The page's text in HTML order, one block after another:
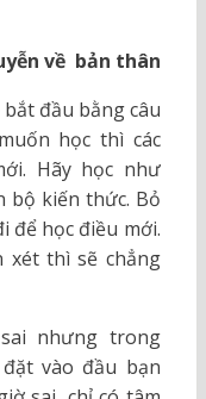
về bản thân
đầu bằng câu
học thì các
Hãy học như
bộ kiến thức. Bỏ
để học điều mới.
xét thì sẽ chẳng
nhưng trong
vào đầu bạn